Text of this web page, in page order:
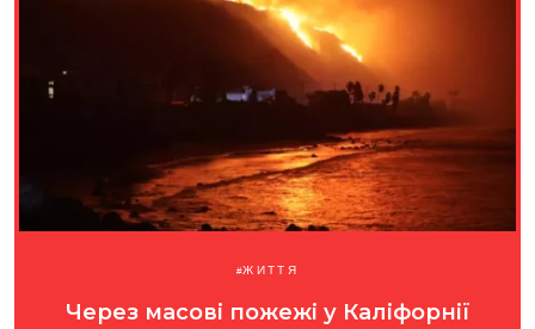
ЖИТТЯ
Через масові пожежі у Каліфорнії